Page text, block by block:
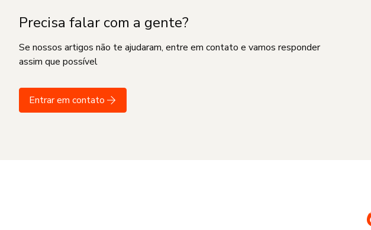
Precisa falar com a gente?
Se nossos artigos não te ajudaram, entre em contato e vamos responder
assim que possível
Entrar em contato